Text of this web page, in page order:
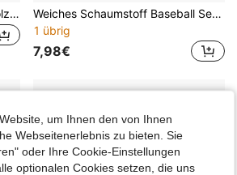
1 Stück Baseballschläger Aus Holz Für Cosplay, Halloween, Party, Mädchen, Frauenkostüm-Requisiten, Geburtstag, Ostergeschenk
Weiches Schaumstoff Baseball Set mit Baseballschläger, leuchtende Farben, dicker Schaum, flexibel, interaktive Aktivität, Lehrrequisiten, spiralförmiges Design mit rutschfester Funktion, geeignet als Geschenk zu Geburtstag, Kindertag, Weihnachten, Halloween und Thanksgiving
1 übrig
7,98€
um Ihnen den von Ihnen
Webseitenerlebnis zu bieten. Sie
oder Ihre Cookie-Einstellungen
optionalen Cookies setzen, die uns